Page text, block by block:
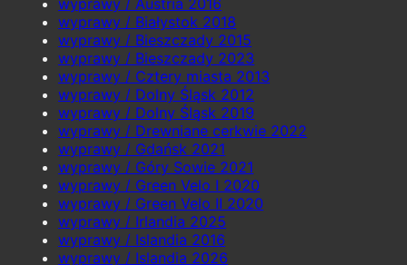
wyprawy / Austria 2016
wyprawy / Białystok 2018
wyprawy / Bieszczady 2015
wyprawy / Bieszczady 2023
wyprawy / Cztery miasta 2013
wyprawy / Dolny Śląsk 2012
wyprawy / Dolny Śląsk 2019
wyprawy / Drewniane cerkwie 2022
wyprawy / Gdańsk 2021
wyprawy / Góry Sowie 2021
wyprawy / Green Velo I 2020
wyprawy / Green Velo II 2020
wyprawy / Irlandia 2025
wyprawy / Islandia 2016
wyprawy / Islandia 2026